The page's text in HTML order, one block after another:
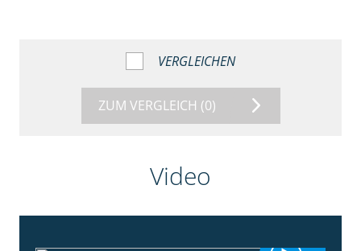
VERGLEICHEN
ZUM VERGLEICH (0)
Video